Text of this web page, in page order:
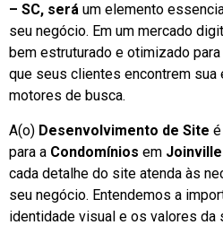
– SC, será um elemento
seu negócio. Em um mercado
bem estruturado e otimizado
que seus clientes encontrem sua
motores de busca.
A(o) Desenvolvimento de Site
para a Condomínios em
cada detalhe do site atenda às
seu negócio. Entendemos a
identidade visual e os valores da